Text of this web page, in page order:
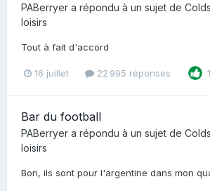
PABerryer a répondu à un sujet de
loisirs
Tout à fait d'accord
16 juillet 22 995 réponses 1
Bar du football
PABerryer a répondu à un sujet de
loisirs
Bon, ils sont pour l'argentine dans mon